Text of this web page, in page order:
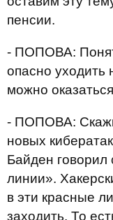
пенсии.
- ПОПОВА:
опасно уходить
можно
- ПОПОВА:
новых
Байден говорил
линии».
в эти красные
заходить. То